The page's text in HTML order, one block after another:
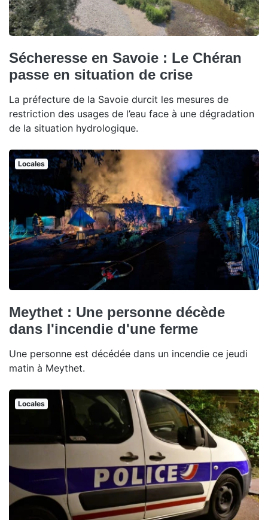
Sécheresse en Savoie : Le Chéran
passe en situation de crise
La préfecture de la Savoie durcit les mesures de
restriction des usages de l’eau face à une dégradation
de la situation hydrologique.
Locales
Meythet : Une personne décède
dans l'incendie d'une ferme
Une personne est décédée dans un incendie ce jeudi
matin à Meythet.
Locales